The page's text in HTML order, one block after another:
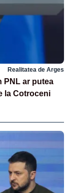
Realitatea de Arges
PNL ar putea
la Cotroceni